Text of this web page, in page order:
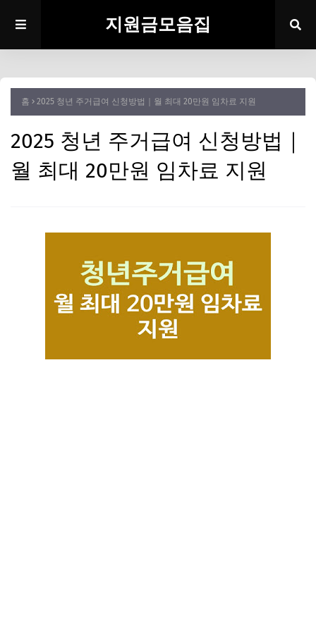
지원금모음집
홈 2025 청년 주거급여 신청방법｜월 최대 20만원 임차료 지원
2025 청년 주거급여 신청방법｜
월 최대 20만원 임차료 지원